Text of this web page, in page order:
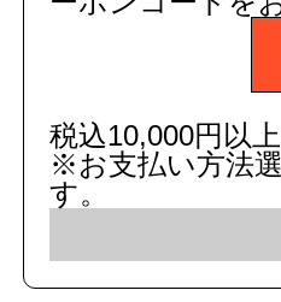
商品名： エン
図面画像 参考
税込10,000円以
※お支払い方法
す。